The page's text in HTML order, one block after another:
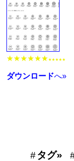
★★★★★★ ★★★★★
ダウンロードへ»
タグ»